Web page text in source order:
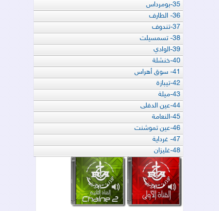
35-بومرداس
36- الطارف
37-تندوف
38- تسمسيلت
39-الوادي
40-خنشلة
41- سوق أهراس
42-تيبازة
43-ميلة
44-عين الدفلى
45-النعامة
46-عين تموشنت
47- غرداية
48-غليزان